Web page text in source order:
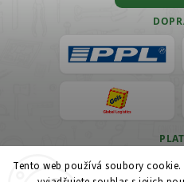
Tento web používá soubory